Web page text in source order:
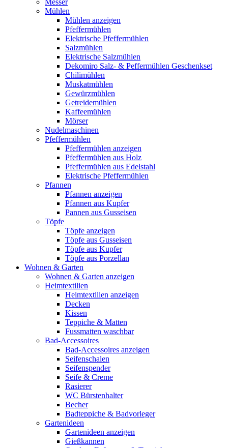
Mühlen
Mühlen anzeigen
Pfeffermühlen
Elektrische Pfeffermühlen
Salzmühlen
Elektrische Salzmühlen
Dekomiro Salz- & Peffermühlen Geschenkset
Chilimühlen
Muskatmühlen
Gewürzmühlen
Getreidemühlen
Kaffeemühlen
Mörser
Nudelmaschinen
Pfeffermühlen
Pfeffermühlen anzeigen
Pfeffermühlen aus Holz
Pfeffermühlen aus Edelstahl
Elektrische Pfeffermühlen
Pfannen
Pfannen anzeigen
Pfannen aus Kupfer
Pannen aus Gusseisen
Töpfe
Töpfe anzeigen
Töpfe aus Gusseisen
Töpfe aus Kupfer
Töpfe aus Porzellan
Wohnen & Garten
Wohnen & Garten anzeigen
Heimtextilien
Heimtextilien anzeigen
Decken
Kissen
Teppiche & Matten
Fussmatten waschbar
Bad-Accessoires
Bad-Accessoires anzeigen
Seifenschalen
Seifenspender
Seife & Creme
Rasierer
WC Bürstenhalter
Becher
Badteppiche & Badvorleger
Gartenideen
Gartenideen anzeigen
Gießkannen